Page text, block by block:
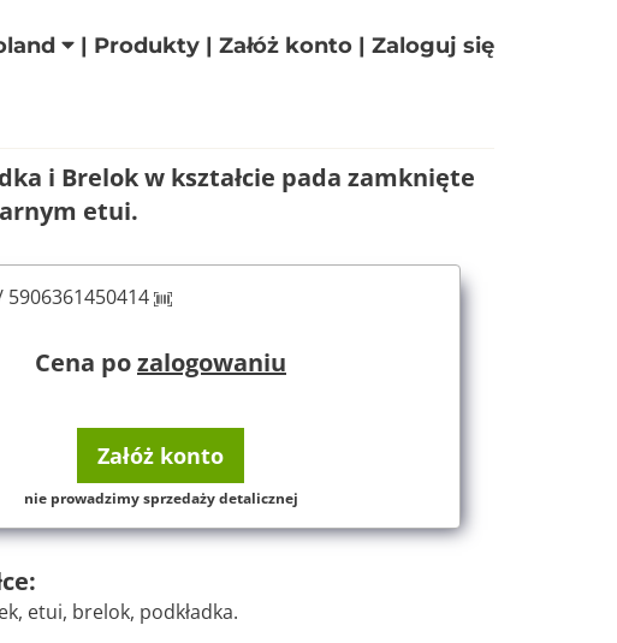
| Produkty | Załóż konto | Zaloguj się
i Brelok w kształcie pada zamknięte
etui.
5906361450414
Cena pozalogowaniu
Załóż konto
nie prowadzimy sprzedaży detalicznej
etui, brelok, podkładka.